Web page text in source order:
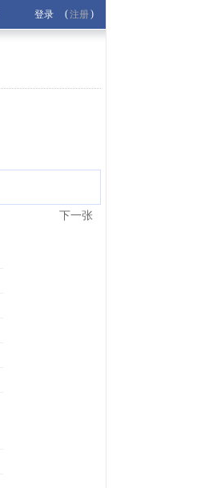
登录 (注册)
下一张